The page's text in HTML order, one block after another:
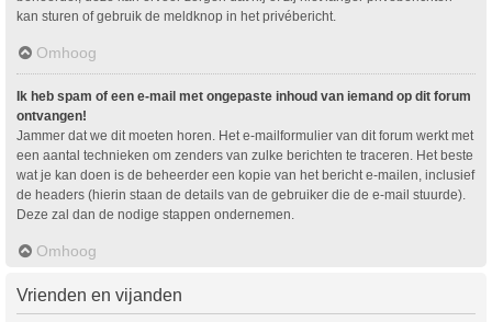
kan sturen of gebruik de meldknop in het privébericht.
Omhoog
Ik heb spam of een e-mail met ongepaste inhoud van iemand op dit forum
ontvangen!
Jammer dat we dit moeten horen. Het e-mailformulier van dit forum werkt met
een aantal technieken om zenders van zulke berichten te traceren. Het beste
wat je kan doen is de beheerder een kopie van het bericht e-mailen, inclusief
de headers (hierin staan de details van de gebruiker die de e-mail stuurde).
Deze zal dan de nodige stappen ondernemen.
Omhoog
Vrienden en vijanden